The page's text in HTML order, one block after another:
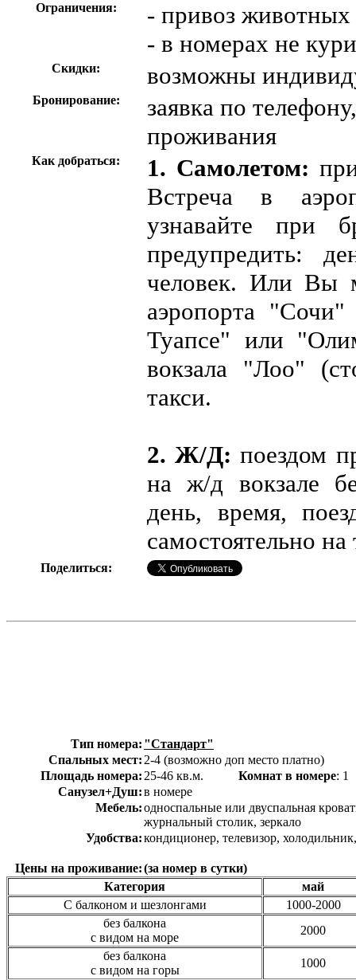
Ограничения:
- привоз животных
- в номерах не
Скидки: возможны
Бронирование:
заявка по
проживания
Как добраться: 1. Самолетом:
Встреча в
узнавайте при
предупредить:
человек. Или Вы
аэропорта "Сочи"
Туапсе" или
вокзала "Лоо"
такси.
2. Ж/Д:поездом
на ж/д вокзале
день, время,
самостоятельно на
Поделиться:
Тип номера: "Стандарт"
Спальных мест: 2-4 (возможно доп место платно)
Площадь номера: 25-46 кв.м. Комнат в номере:
Санузел+Душ:в номере
Мебель:односпальные или двуспальная
журнальный столик, зеркало
Удобства:кондиционер, телевизор,
Цены на проживание:(за номер в сутки)
Категория
май
С балконом и шезлонгами
1000-2000
без балкона
с видом на море
2000
без балкона
с видом на горы
1000